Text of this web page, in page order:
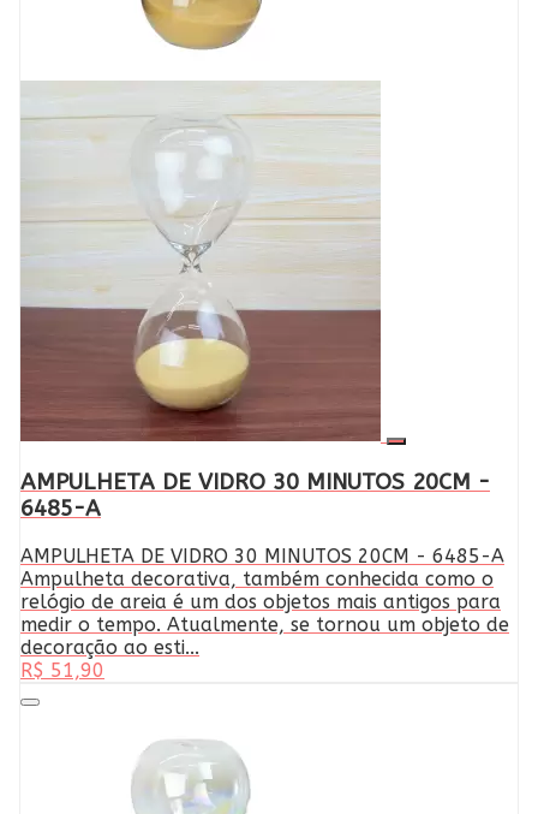
AMPULHETA DE VIDRO 30 MINUTOS 20CM -
6485-A
AMPULHETA DE VIDRO 30 MINUTOS 20CM - 6485-A
Ampulheta decorativa, também conhecida como o
relógio de areia é um dos objetos mais antigos para
medir o tempo. Atualmente, se tornou um objeto de
decoração ao esti...
R$ 51,90